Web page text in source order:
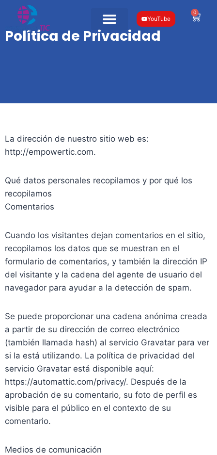
YouTube
0
Política de Privacidad
La dirección de nuestro sitio web es:
http://empowertic.com.
Qué datos personales recopilamos y por qué los
recopilamos
Comentarios
Cuando los visitantes dejan comentarios en el sitio,
recopilamos los datos que se muestran en el
formulario de comentarios, y también la dirección IP
del visitante y la cadena del agente de usuario del
navegador para ayudar a la detección de spam.
Se puede proporcionar una cadena anónima creada
a partir de su dirección de correo electrónico
(también llamada hash) al servicio Gravatar para ver
si la está utilizando. La política de privacidad del
servicio Gravatar está disponible aquí:
https://automattic.com/privacy/. Después de la
aprobación de su comentario, su foto de perfil es
visible para el público en el contexto de su
comentario.
Medios de comunicación